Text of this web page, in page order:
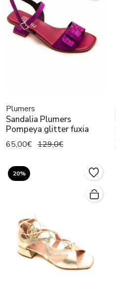
Plumers
Sandalia Plumers
Pompeya glitter fuxia
65,00€ 129,0€
20%